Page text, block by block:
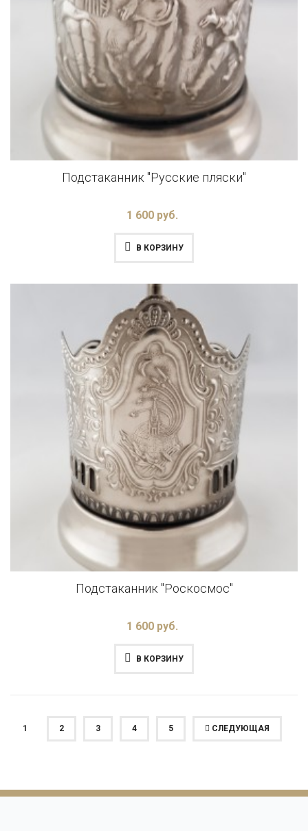
Подстаканник "Русские пляски"
1 600 руб.
В КОРЗИНУ
Подстаканник "Роскосмос"
1 600 руб.
В КОРЗИНУ
1 (ТЕКУЩАЯ)
2 3 4 5 СЛЕДУЮЩАЯ